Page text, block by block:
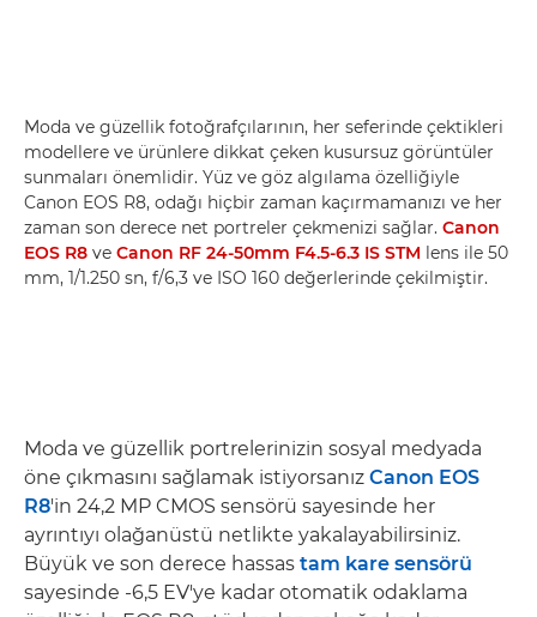
Moda ve güzellik fotoğrafçılarının, her seferinde çektikleri
modellere ve ürünlere dikkat çeken kusursuz görüntüler
sunmaları önemlidir. Yüz ve göz algılama özelliğiyle
Canon EOS R8, odağı hiçbir zaman kaçırmamanızı ve her
zaman son derece net portreler çekmenizi sağlar. Canon
EOS R8 ve Canon RF 24-50mm F4.5-6.3 IS STM lens ile 50
mm, 1/1.250 sn, f/6,3 ve ISO 160 değerlerinde çekilmiştir.
Moda ve güzellik portrelerinizin sosyal medyada
öne çıkmasını sağlamak istiyorsanız Canon EOS
R8'in 24,2 MP CMOS sensörü sayesinde her
ayrıntıyı olağanüstü netlikte yakalayabilirsiniz.
Büyük ve son derece hassas tam kare sensörü
sayesinde -6,5 EV'ye kadar otomatik odaklama